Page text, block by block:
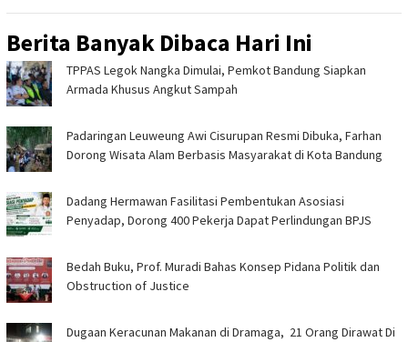
Berita Banyak Dibaca Hari Ini
TPPAS Legok Nangka Dimulai, Pemkot Bandung Siapkan
Armada Khusus Angkut Sampah
Padaringan Leuweung Awi Cisurupan Resmi Dibuka, Farhan
Dorong Wisata Alam Berbasis Masyarakat di Kota Bandung
Dadang Hermawan Fasilitasi Pembentukan Asosiasi
Penyadap, Dorong 400 Pekerja Dapat Perlindungan BPJS
Bedah Buku, Prof. Muradi Bahas Konsep Pidana Politik dan
Obstruction of Justice
‎Dugaan Keracunan Makanan di Dramaga, 21 Orang Dirawat Di